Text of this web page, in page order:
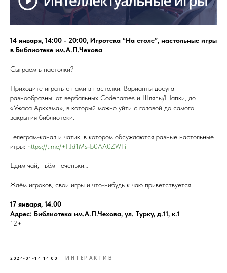
14 января, 14:00 - 20:00, Игротека “На столе”, настольные игры
в Библиотеке им.А.П.Чехова
Сыграем в настолки?
Приходите играть с нами в настолки. Варианты досуга
разнообразны: от вербальных Codenames и Шляпы/Шапки, до
«Ужаса Аркхэма», в который можно уйти с головой до самого
закрытия библиотеки.
Телеграм-канал и чатик, в котором обсуждаются разные настольные
игры: https://t.me/+FJd1Ms-b0AA0ZWFi
Едим чай, пьём печеньки…
Ждём игроков, свои игры и что-нибудь к чаю приветствуется!
17 января, 14.00
Адрес: Библиотека им.А.П.Чехова, ул. Турку, д.11, к.1
12+
2024-01-14 14:00 ИНТЕРАКТИВ